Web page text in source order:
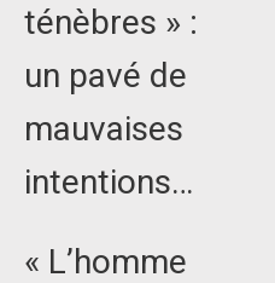
ténèbres » :
un pavé de
mauvaises
intentions…
« L’homme